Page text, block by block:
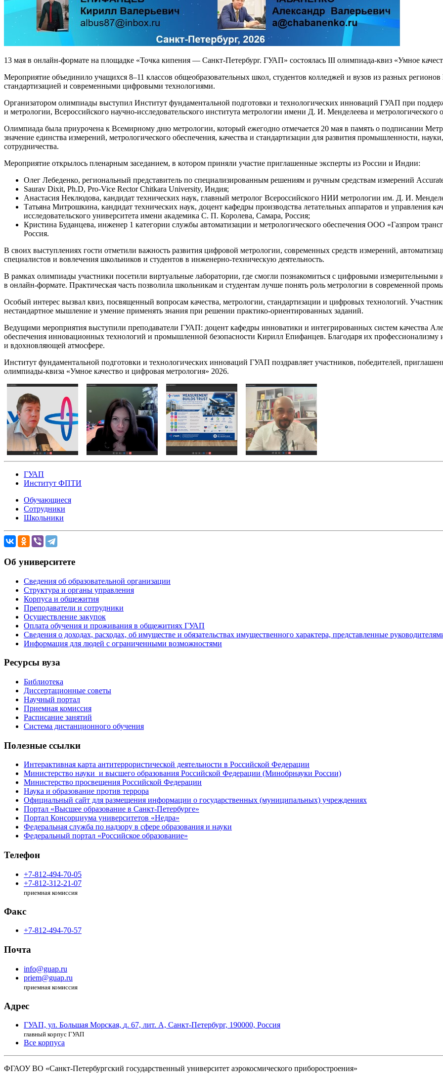
13 мая в онлайн-формате на площадке «Точка кипения — Санкт-Петербург. ГУАП» состоялась III олимпиада-квиз «Умное
Мероприятие объединило учащихся 8–11 классов общеобразовательных школ, студентов колледжей и вузов из разных
стандартизацией и современными цифровыми технологиями.
Организатором олимпиады выступил Институт фундаментальной подготовки и технологических инноваций ГУАП при
и метрологии, Всероссийского научно-исследовательского института метрологии имени Д. И. Менделеева и метрологического
Олимпиада была приурочена к Всемирному дню метрологии, который ежегодно отмечается 20 мая в память о подписании
значение единства измерений, метрологического обеспечения, качества и стандартизации для развития промышленности,
сотрудничества.
Мероприятие открылось пленарным заседанием, в котором приняли участие приглашенные эксперты из России и Индии:
Олег Лебеденко, региональный представитель по специализированным решениям и ручным средствам измерений
Saurav Dixit, Ph.D, Pro-Vice Rector Chitkara University, Индия;
Анастасия Неклюдова, кандидат технических наук, главный метролог Всероссийского НИИ метрологии им. Д. И.
Татьяна Митрошкина, кандидат технических наук, доцент кафедры производства летательных аппаратов и управления
исследовательского университета имени академика С. П. Королева, Самара, Россия;
Кристина Буданцева, инженер 1 категории службы автоматизации и метрологического обеспечения ООО «Газпром
Россия.
В своих выступлениях гости отметили важность развития цифровой метрологии, современных средств измерений,
специалистов и вовлечения школьников и студентов в инженерно-техническую деятельность.
В рамках олимпиады участники посетили виртуальные лаборатории, где смогли познакомиться с цифровыми измерительными
в онлайн-формате. Практическая часть позволила школьникам и студентам лучше понять роль метрологии в современной
Особый интерес вызвал квиз, посвященный вопросам качества, метрологии, стандартизации и цифровых технологий.
нестандартное мышление и умение применять знания при решении практико-ориентированных заданий.
Ведущими мероприятия выступили преподаватели ГУАП: доцент кафедры инноватики и интегрированных систем качества
обеспечения инновационных технологий и промышленной безопасности Кирилл Епифанцев. Благодаря их
и вдохновляющей атмосфере.
Институт фундаментальной подготовки и технологических инноваций ГУАП поздравляет участников, победителей,
олимпиады-квиза «Умное качество и цифровая метрология» 2026.
ГУАП
Институт ФПТИ
Обучающиеся
Сотрудники
Школьники
Об университете
Сведения об образовательной организации
Структура и органы управления
Корпуса и общежития
Преподаватели и сотрудники
Осуществление закупок
Оплата обучения и проживания в общежитиях ГУАП
Сведения о доходах, расходах, об имуществе и обязательствах имущественного характера, представленные
Информация для людей с ограниченными возможностями
Ресурсы вуза
Библиотека
Диссертационные советы
Научный портал
Приемная комиссия
Расписание занятий
Система дистанционного обучения
Полезные ссылки
Интерактивная карта антитеррористической деятельности в Российской Федерации
Министерство науки и высшего образования Российской Федерации (Минобрнауки России)
Министерство просвещения Российской Федерации
Наука и образование против террора
Официальный сайт для размещения информации о государственных (муниципальных) учреждениях
Портал «Высшее образование в Санкт-Петербурге»
Портал Консорциума университетов «Недра»
Федеральная служба по надзору в сфере образования и науки
Федеральный портал «Российское образование»
Телефон
+7-812-494-70-05
+7-812-312-21-07
приемная комиссия
Факс
+7-812-494-70-57
Почта
info@guap.ru
priem@guap.ru
приемная комиссия
Адрес
ГУАП, ул. Большая Морская, д. 67, лит. А, Санкт-Петербург, 190000, Россия
главный корпус ГУАП
Все корпуса
ФГАОУ ВО «Санкт-Петербургский государственный университет аэрокосмического приборостроения»